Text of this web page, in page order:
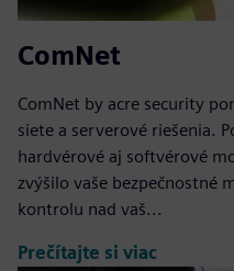
ComNet
ComNet by acre security
siete a serverové riešenia.
hardvérové aj softvérové
zvýšilo vaše bezpečnostné
kontrolu nad vaš...
Prečítajte si viac